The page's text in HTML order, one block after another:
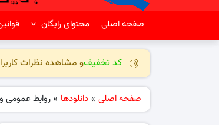
صفحه اصلی محتوای رایگان
کد تخفیفو مشاهده نظرات
صفحه اصلی » دانلودها » روابط عمومی